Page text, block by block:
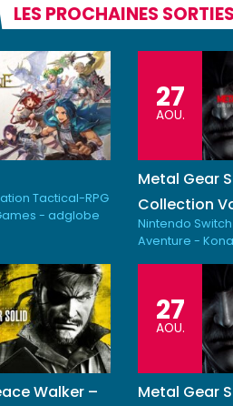
LES PROCHAINES SORTIES
Tactical-RPG
- adglobe
27
AOU.
Metal Gear
Collection
Nintendo
Aventure -
Walker –
27
AOU.
Metal Gear